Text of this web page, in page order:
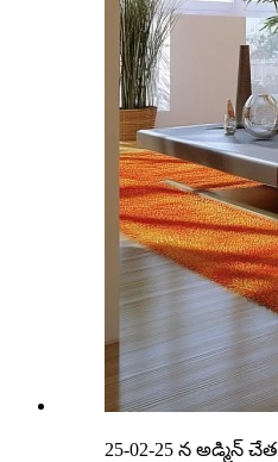
25-02-25 న అడ్మిన్ చేత